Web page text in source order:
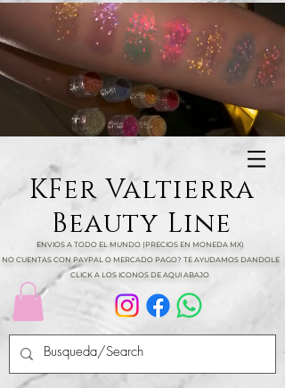
KFer Valtierra
Beauty Line
ENVIOS A TODO EL MUNDO (PRECIOS EN MONEDA MX)
NO CUENTAS CON PAYPAL O MERCADO PAGO? TE AYUDAMOS DANDOLE
CLICK A LOS ICONOS DE AQUI ABAJO